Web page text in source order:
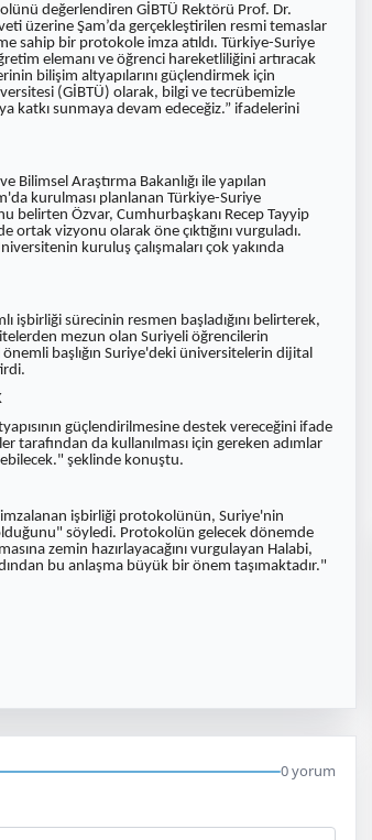
değerlendiren GİBTÜ Rektörü Prof. Dr.
üzerine Şam’da gerçekleştirilen resmi temaslar
sahip bir protokole imza atıldı. Türkiye-Suriye
elemanı ve öğrenci hareketliliğini artıracak
bilişim altyapılarını güçlendirmek için
(GİBTÜ) olarak, bilgi ve tecrübemizle
katkı sunmaya devam edeceğiz.” ifadelerini
Araştırma Bakanlığı ile yapılan
kurulması planlanan Türkiye-Suriye
Özvar, Cumhurbaşkanı Recep Tayyip
vizyonu olarak öne çıktığını vurguladı.
kuruluş çalışmaları çok yakında
işbirliği sürecinin resmen başladığını belirterek,
mezun olan Suriyeli öğrencilerin
başlığın Suriye'deki üniversitelerin dijital
güçlendirilmesine destek vereceğini ifade
da kullanılması için gereken adımlar
şeklinde konuştu.
imzalanan işbirliği protokolünün, Suriye'nin
söyledi. Protokolün gelecek dönemde
zemin hazırlayacağını vurgulayan Halabi,
bu anlaşma büyük bir önem taşımaktadır."
0 yorum